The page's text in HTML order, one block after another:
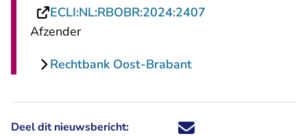
ECLI:NL:RBOBR:2024:2407
Afzender
Rechtbank Oost-Brabant
Deel dit nieuwsbericht: Deel dit nieuwsbericht via X -
Deel dit nieuwsbericht via
Deel dit nieuwsbericht
Deel dit